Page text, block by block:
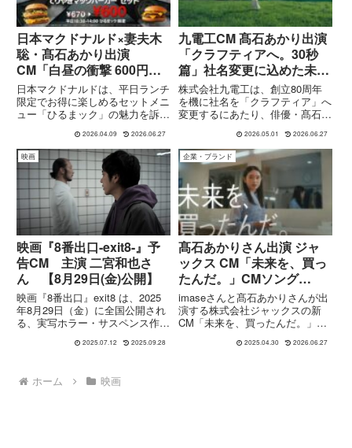
日本マクドナルド×妻夫木
聡・髙石あかり出演
CM「白昼の衝撃 600円」
篇｜ひるまックの異様な安
さとは？
日本マクドナルドは、平日ランチ
限定でお得に楽しめるセットメニ
ュー「ひるまック」の魅力を訴求
円」篇を、2026年4月6日より全
国で放映開始しました。CMには
俳優の妻夫木聡と髙石あかりが出
演し、映画の予告編のよ...
2026.04.09 2026.06.27
九電工CM 髙石あかり出演
「クラフティアへ。30秒
篇」社名変更に込めた未来
への決意
株式会社九電工は、創立80周年
を機に社名を「クラフティア」へ
変更するにあたり、俳優・髙石あ
電工は、「クラフティア」へ。
30秒篇』を公開しました。本CM
は、2025年9月25日より九州・山
口・沖縄エリアを中心に放...
2026.05.01 2026.06.27
映画
映画『8番出口-exit8-』予
告CM 主演 二宮和也さ
ん 【8月29日(金)公開】
映画『8番出口』exit8 は、2025
年8月29日（金）に全国公開され
る、実写ホラー・サスペンス作品
た白い地下通路——“迷う男”（二
しながら延々と歩き続ける。何も
変わらない景色に...
2025.07.12 2025.09.28
企業・ブランド
髙石あかりさん出演 ジャ
ックス CM「未来を、買っ
たんだ。」CMソング
imase
imaseさんと髙石あかりさんが出
演する株式会社ジャックスの新
CM「未来を、買ったんだ。」シ
映されています。髙石あかりさん
2025.04.30 2026.06.27
ホーム 映画